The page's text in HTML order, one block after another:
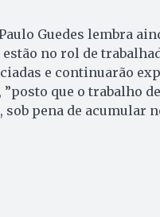
Guedes lembra
no rol de
e continuarão
que o trabalho
pena de acumular